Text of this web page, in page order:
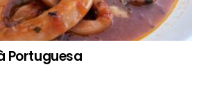
Portuguesa